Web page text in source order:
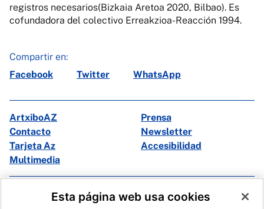
registros necesarios(Bizkaia Aretoa 2020, Bilbao). Es
cofundadora del colectivo Erreakzioa-Reacción 1994.
Compartir en:
Facebook
Twitter WhatsApp
ArtxiboAZ
Prensa
Contacto
Newsletter
Tarjeta Az
Accesibilidad
Multimedia
Facebook
X
Esta página web usa cookies